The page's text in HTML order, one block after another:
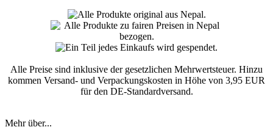
Alle Preise sind inklusive der gesetzlichen Mehrwertsteuer. Hinzu
kommen Versand- und Verpackungskosten in Höhe von 3,95 EUR
für den DE-Standardversand.
Mehr über...